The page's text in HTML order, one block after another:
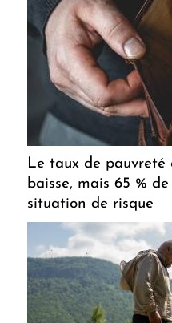
Le taux de pauvreté
baisse, mais 65 %
situation de risque